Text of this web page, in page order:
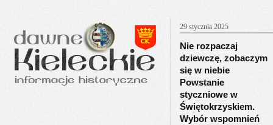
29 stycznia 2025
Nie rozpaczaj
dziewczę, zobaczym
się w niebie
Powstanie
styczniowe w
Świętokrzyskiem.
Wybór wspomnień